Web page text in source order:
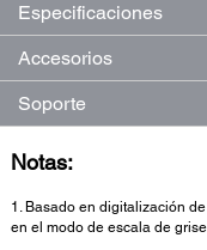
Especificaciones
Accesorios
Soporte
Notas:
1. Basado en digitalización
en el modo de escala de